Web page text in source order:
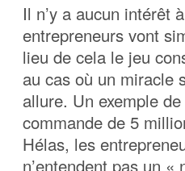
Il n’y a aucun intérêt
entrepreneurs vont
lieu de cela le jeu
au cas où un miracle
allure. Un exemple
commande de 5
Hélas, les
n’entendent pas un